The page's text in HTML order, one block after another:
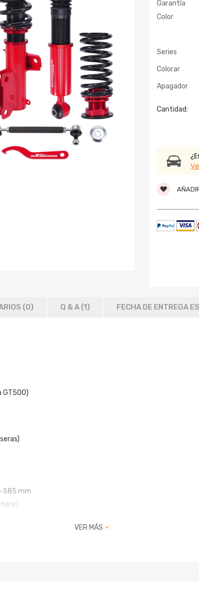
Garantía
Color
Series
Colorar
Apagador
Cantidad:
(0) Q & A (1) FECHA DE ENTREGA
GT500)
585 mm
）
VER MÁS